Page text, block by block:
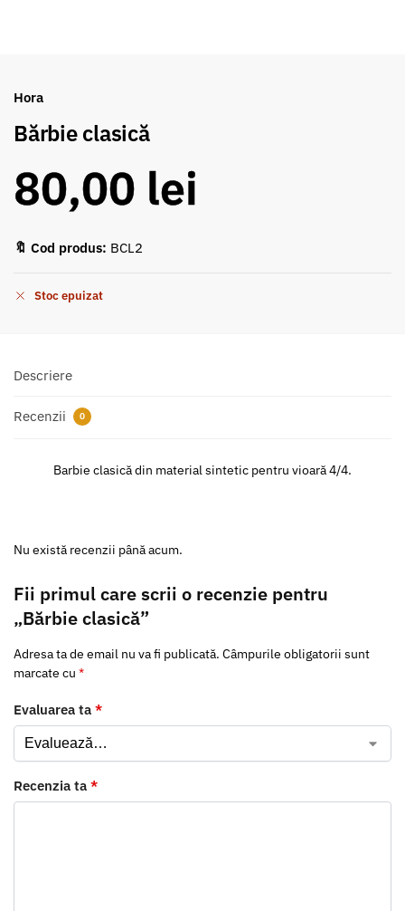
Hora
Bărbie clasică
80,00 lei
🔖 Cod produs: BCL2
Stoc epuizat
Descriere
Recenzii 0
Barbie clasică din material sintetic pentru vioară 4/4.
Nu există recenzii până acum.
Fii primul care scrii o recenzie pentru
„Bărbie clasică”
Adresa ta de email nu va fi publicată. Câmpurile obligatorii sunt
marcate cu *
Evaluarea ta *
Recenzia ta *